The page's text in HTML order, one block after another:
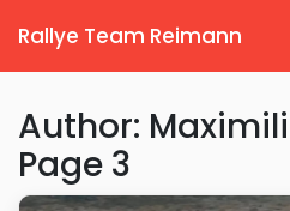
Rallye Team Reimann
Author:
Page 3